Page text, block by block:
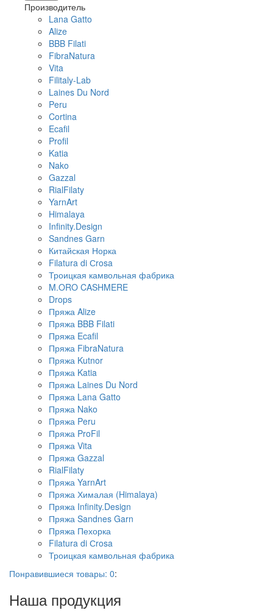
Производитель
Lana Gatto
Alize
BBB Filati
FibraNatura
Vita
Filitaly-Lab
Laines Du Nord
Peru
Cortina
Ecafil
Profil
Katia
Nako
Gazzal
RialFilaty
YarnArt
Himalaya
Infinity.Design
Sandnes Garn
Китайская Норка
Filatura di Сrosa
Троицкая камвольная фабрика
M.ORO CASHMERE
Drops
Пряжа Alize
Пряжа BBB Filati
Пряжа Ecafil
Пряжа FibraNatura
Пряжа Kutnor
Пряжа Katia
Пряжа Laines Du Nord
Пряжа Lana Gatto
Пряжа Nako
Пряжа Peru
Пряжа ProFil
Пряжа Vita
Пряжа Gazzal
RialFilaty
Пряжа YarnArt
Пряжа Хималая (Himalaya)
Пряжа Infinity.Design
Пряжа Sandnes Garn
Пряжа Пехорка
Filatura di Сrosa
Троицкая камвольная фабрика
Понравившиеся товары: 0:
Наша продукция